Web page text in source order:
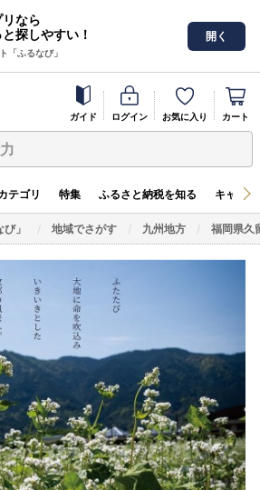
なら
探しやすい！
「ふるなび」
開く
ガイド ログイン お気に入り カート
テゴリ 特集 ふるさと納税を知る キャン
」 地域でさがす 九州地方 福岡県久